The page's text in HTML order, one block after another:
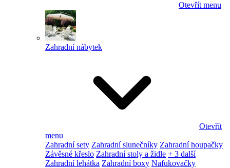
Otevřít menu
Zahradní nábytek
Otevřít
menu
Zahradní sety Zahradní slunečníky Zahradní houpačky
Závěsné křeslo Zahradní stoly a židle + 3 další
Zahradní lehátka Zahradní boxy Nafukovačky